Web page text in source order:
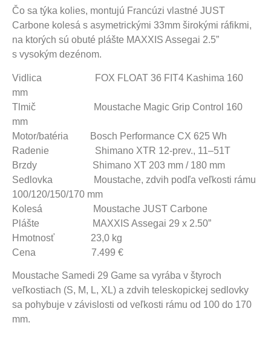
Čo sa týka kolies, montujú Francúzi vlastné JUST
Carbone kolesá s asymetrickými 33mm širokými ráfikmi,
na ktorých sú obuté plášte MAXXIS Assegai 2.5”
s vysokým dezénom.
Vidlica
FOX FLOAT 36 FIT4 Kashima 160
mm
Tlmič Moustache Magic Grip Control 160
mm
Motor/batéria Bosch Performance CX 625 Wh
Radenie Shimano XTR 12-prev., 11–51T
Brzdy Shimano XT 203 mm / 180 mm
Sedlovka Moustache, zdvih podľa veľkosti rámu
100/120/150/170 mm
Kolesá Moustache JUST Carbone
Plášte MAXXIS Assegai 29 x 2.50”
Hmotnosť 23,0 kg
Cena 7.499 €
Moustache Samedi 29 Game sa vyrába v štyroch
veľkostiach (S, M, L, XL) a zdvih teleskopickej sedlovky
sa pohybuje v závislosti od veľkosti rámu od 100 do 170
mm.